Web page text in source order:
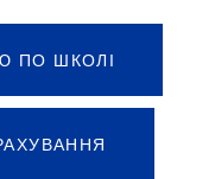
ПО ШКОЛІ